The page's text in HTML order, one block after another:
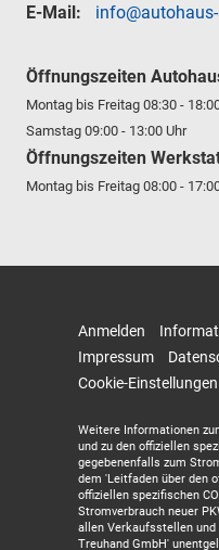
E-Mail:
Öffnungszeiten
Montag bis Freitag 08:30 -
Samstag 09:00 - 13:00 Uhr
Öffnungszeiten
Montag bis Freitag 08:00 -
Anmelden
Impressum
Cookie-Einstellungen
Weitere Informationen
und zu den offiziellen
gegebenenfalls zum
dem 'Leitfaden über den
offiziellen spezifischen CO
Stromverbrauch neuer
allen Verkaufsstellen und
Treuhand GmbH'